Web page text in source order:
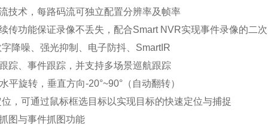
技术，每路码流可独立配置分辨率及帧率
传功能保证录像不丢失，配合Smart NVR实现事件录像的二
降噪、强光抑制、电子防抖、SmartIR
踪、事件跟踪，并支持多场景巡航跟踪
平旋转，垂直方向-20°~90°（自动翻转）
，可通过鼠标框选目标以实现目标的快速定位与捕捉
图与事件抓图功能